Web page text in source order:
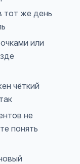
тот же день
или
чёткий
не
понять